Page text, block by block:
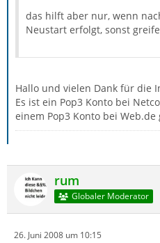
das hilft aber nur, wenn
Neustart erfolgt, sonst
Hallo und vielen Dank für die
Es ist ein Pop3 Konto bei
einem Pop3 Konto bei Web.de
rum
Globaler Moderator
26. Juni 2008 um 10:15